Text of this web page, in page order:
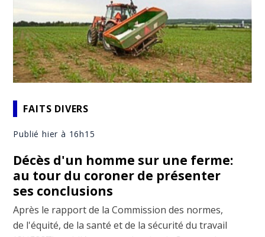
FAITS DIVERS
Publié hier à 16h15
Décès d'un homme sur une ferme:
au tour du coroner de présenter
ses conclusions
Après le rapport de la Commission des normes,
de l'équité, de la santé et de la sécurité du travail